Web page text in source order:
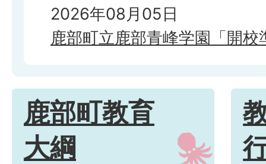
2026年08月05日
鹿部町立鹿部青峰学園「開
鹿部町教育
大綱